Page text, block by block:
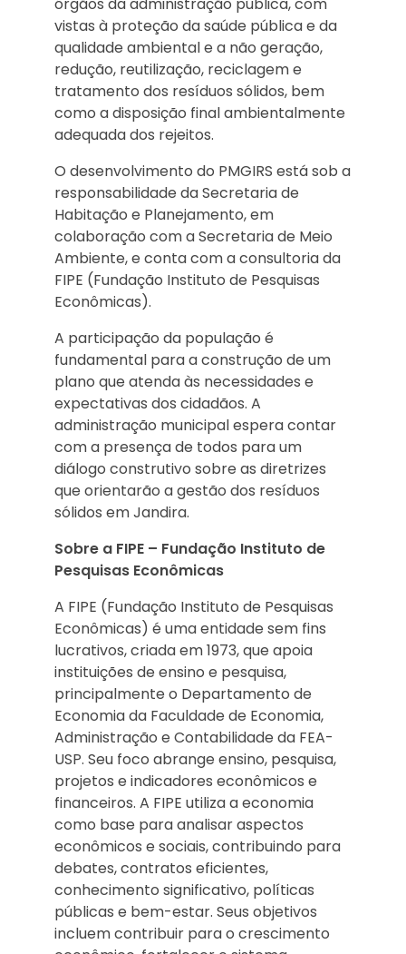
órgãos da administração pública, com
vistas à proteção da saúde pública e da
qualidade ambiental e a não geração,
redução, reutilização, reciclagem e
tratamento dos resíduos sólidos, bem
como a disposição final ambientalmente
adequada dos rejeitos.
O desenvolvimento do PMGIRS está sob a
responsabilidade da Secretaria de
Habitação e Planejamento, em
colaboração com a Secretaria de Meio
Ambiente, e conta com a consultoria da
FIPE (Fundação Instituto de Pesquisas
Econômicas).
A participação da população é
fundamental para a construção de um
plano que atenda às necessidades e
expectativas dos cidadãos. A
administração municipal espera contar
com a presença de todos para um
diálogo construtivo sobre as diretrizes
que orientarão a gestão dos resíduos
sólidos em Jandira.
Sobre a FIPE – Fundação Instituto de
Pesquisas Econômicas
A FIPE (Fundação Instituto de Pesquisas
Econômicas) é uma entidade sem fins
lucrativos, criada em 1973, que apoia
instituições de ensino e pesquisa,
principalmente o Departamento de
Economia da Faculdade de Economia,
Administração e Contabilidade da FEA-
USP. Seu foco abrange ensino, pesquisa,
projetos e indicadores econômicos e
financeiros. A FIPE utiliza a economia
como base para analisar aspectos
econômicos e sociais, contribuindo para
debates, contratos eficientes,
conhecimento significativo, políticas
públicas e bem-estar. Seus objetivos
incluem contribuir para o crescimento